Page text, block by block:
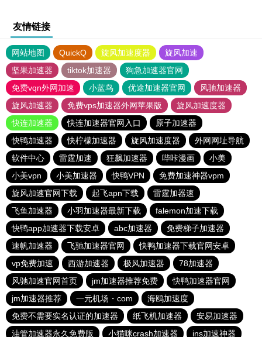
友情链接
网站地图 QuickQ 旋风加速度器
旋风加速
坚果加速器
tiktok加速器
狗急加速器官网
免费vqn外网加速
小蓝鸟 优途加速器官网
风驰加速器
旋风加速器
免费vps加速器外网苹果版
旋风加速度器
快连加速器
快连加速器官网入口
原子加速器
快鸭加速器
快柠檬加速器 旋风加速度器
外网网址导航
软件中心
雷霆加速 狂飙加速器 哔咔漫画
小美
小美vpn
小美加速器 快鸭VPN
免费加速神器vpm
旋风加速官网下载
起飞apn下载
雷霆加器速
飞鱼加速器
小羽加速器最新下载
falemon加速下载
快鸭app加速器下载安卓
abc加速器
免费梯子加速器
速帆加速器
飞驰加速器官网
快鸭加速器下载官网安卓
vp免费加速
西游加速器 极风加速器
78加速器
风驰加速官网首页
jm加速器推荐免费
快鸭加速器官网
jm加速器推荐
一元机场・com
海鸥加速度
免费不需要实名认证的加速器
纸飞机加速器
安易加速器
油管加速器永久免费版
小猫咪crash加速器 ins加速神器